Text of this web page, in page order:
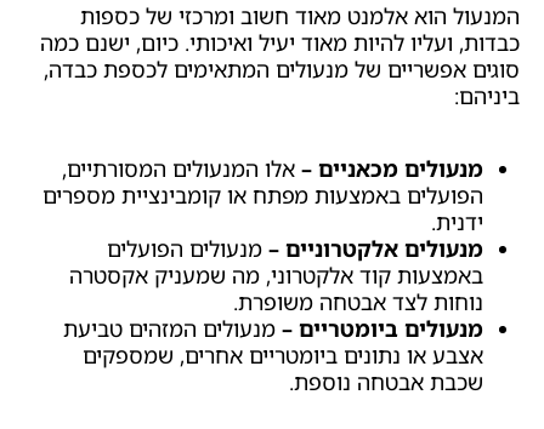
המנעול הוא אלמנט מאוד חשוב ומרכזי של כספות
כבדות, ועליו להיות מאוד יעיל ואיכותי. כיום, ישנם כמה
סוגים אפשריים של מנעולים המתאימים לכספת כבדה,
ביניהם:
מנעולים מכאניים – אלו המנעולים המסורתיים,
הפועלים באמצעות מפתח או קומבינציית מספרים
ידנית.
מנעולים אלקטרוניים – מנעולים הפועלים
באמצעות קוד אלקטרוני, מה שמעניק אקסטרה
נוחות לצד אבטחה משופרת.
מנעולים ביומטריים – מנעולים המזהים טביעת
אצבע או נתונים ביומטריים אחרים, שמספקים
שכבת אבטחה נוספת.